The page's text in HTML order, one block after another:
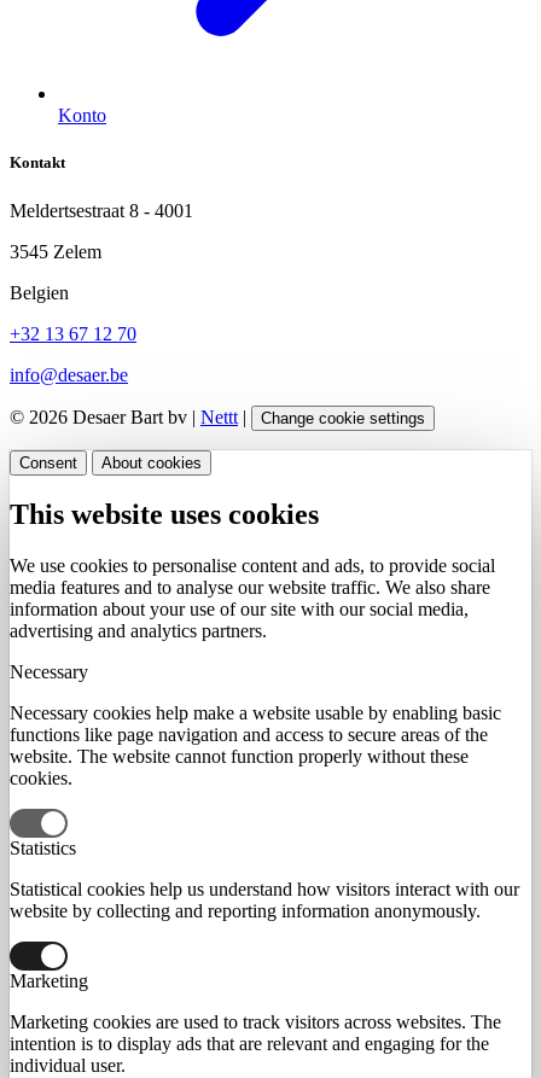
Konto
Kontakt
Meldertsestraat 8 - 4001
3545 Zelem
Belgien
+32 13 67 12 70
info@desaer.be
© 2026 Desaer Bart bv | Nettt | Change cookie settings
Consent About cookies
This website uses cookies
We use cookies to personalise content and ads, to provide social
media features and to analyse our website traffic. We also share
information about your use of our site with our social media,
advertising and analytics partners.
Necessary
Necessary cookies help make a website usable by enabling basic
functions like page navigation and access to secure areas of the
website. The website cannot function properly without these
cookies.
Statistics
Statistical cookies help us understand how visitors interact with our
website by collecting and reporting information anonymously.
Marketing
Marketing cookies are used to track visitors across websites. The
intention is to display ads that are relevant and engaging for the
individual user.